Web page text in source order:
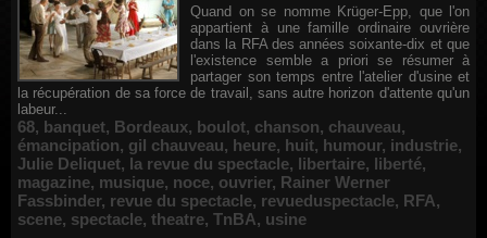
Quand on se nomme Krüger-Epp, que l'on
appartient à une famille ordinaire ouvrière
dans la RFA des années soixante-dix et que
l'existence semble a priori se résumer à
partager son temps entre l'atelier d'usine et
la récupération de sa force de travail, sans autre horizon d'attente qu'un
labeur...
68, banquet, Bordeaux, boulot, chanson, chauveau,
émancipation, gil chauveau, heure, huit, humour, industrie,
Julie Deliquet, la revue du spectacle, libertaire, liberté,
magazine, musique, noce, ouvrier, Rainer Werner
Fassbinder, revue du spectacle, revueduspectacle, RFA,
scene, spectacle, theatre, TnBA, usine